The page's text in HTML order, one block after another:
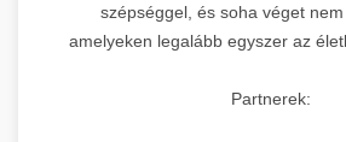
szépséggel, és soha véget nem
amelyeken legalább egyszer az
Partnerek: